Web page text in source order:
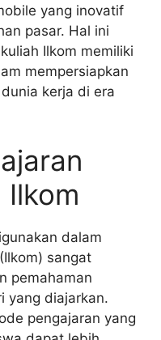
yang inovatif
pasar. Hal ini
Ilkom memiliki
mempersiapkan
kerja di era
dalam
sangat
pemahaman
yang diajarkan.
pengajaran yang